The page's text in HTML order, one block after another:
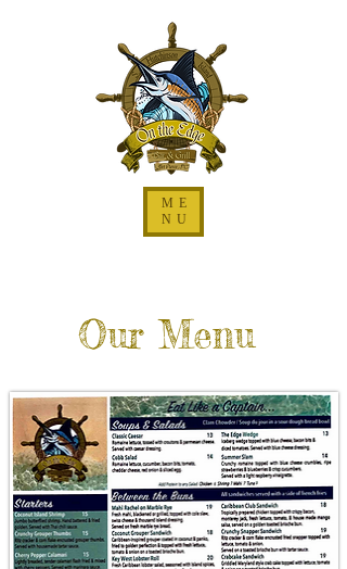
ME
NU
Our Menu